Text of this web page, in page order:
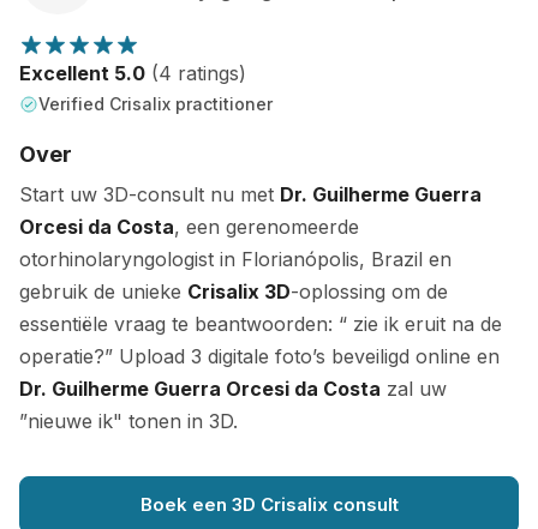
Excellent 5.0 (4 ratings)
Verified Crisalix practitioner
Over
Start uw 3D-consult nu met Dr. Guilherme Guerra
Orcesi da Costa, een gerenomeerde
otorhinolaryngologist in Florianópolis, Brazil en
gebruik de unieke Crisalix 3D-oplossing om de
essentiële vraag te beantwoorden: “ zie ik eruit na de
operatie?” Upload 3 digitale foto’s beveiligd online en
Dr. Guilherme Guerra Orcesi da Costa zal uw
”nieuwe ik" tonen in 3D.
Boek een 3D Crisalix consult